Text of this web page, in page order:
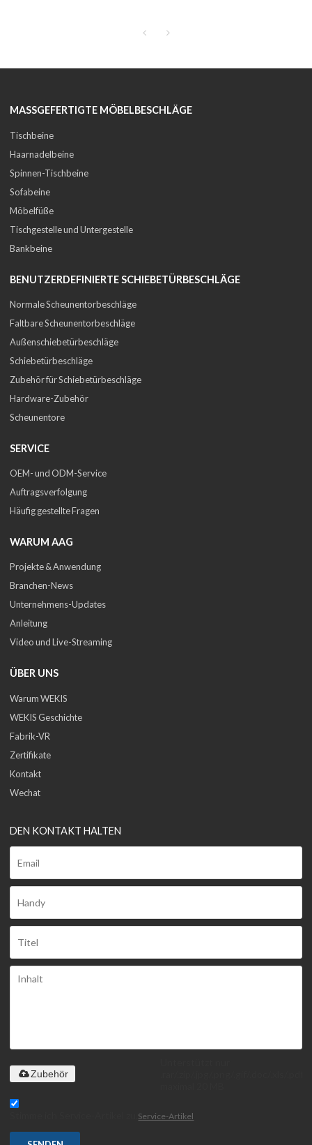
MASSGEFERTIGTE MÖBELBESCHLÄGE
Tischbeine
Haarnadelbeine
Spinnen-Tischbeine
Sofabeine
Möbelfüße
Tischgestelle und Untergestelle
Bankbeine
BENUTZERDEFINIERTE SCHIEBETÜRBESCHLÄGE
Normale Scheunentorbeschläge
Faltbare Scheunentorbeschläge
Außenschiebetürbeschläge
Schiebetürbeschläge
Zubehör für Schiebetürbeschläge
Hardware-Zubehör
Scheunentore
SERVICE
OEM- und ODM-Service
Auftragsverfolgung
Häufig gestellte Fragen
WARUM AAG
Projekte & Anwendung
Branchen-News
Unternehmens-Updates
Anleitung
Video und Live-Streaming
ÜBER UNS
Warum WEKIS
WEKIS Geschichte
Fabrik-VR
Zertifikate
Kontakt
Wechat
DEN KONTAKT HALTEN
Zubehör
Service-Artikel